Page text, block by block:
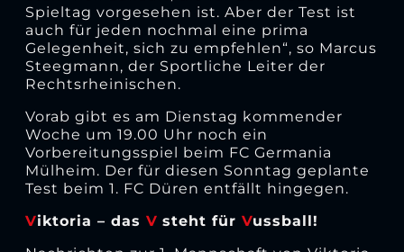
Spieltag vorgesehen ist. Aber der Test ist
auch für jeden nochmal eine prima
Gelegenheit, sich zu empfehlen“, so Marcus
Steegmann, der Sportliche Leiter der
Rechtsrheinischen.
Vorab gibt es am Dienstag kommender
Woche um 19.00 Uhr noch ein
Vorbereitungsspiel beim FC Germania
Mülheim. Der für diesen Sonntag geplante
Test beim 1. FC Düren entfällt hingegen.
Viktoria – das V steht für Vussball!